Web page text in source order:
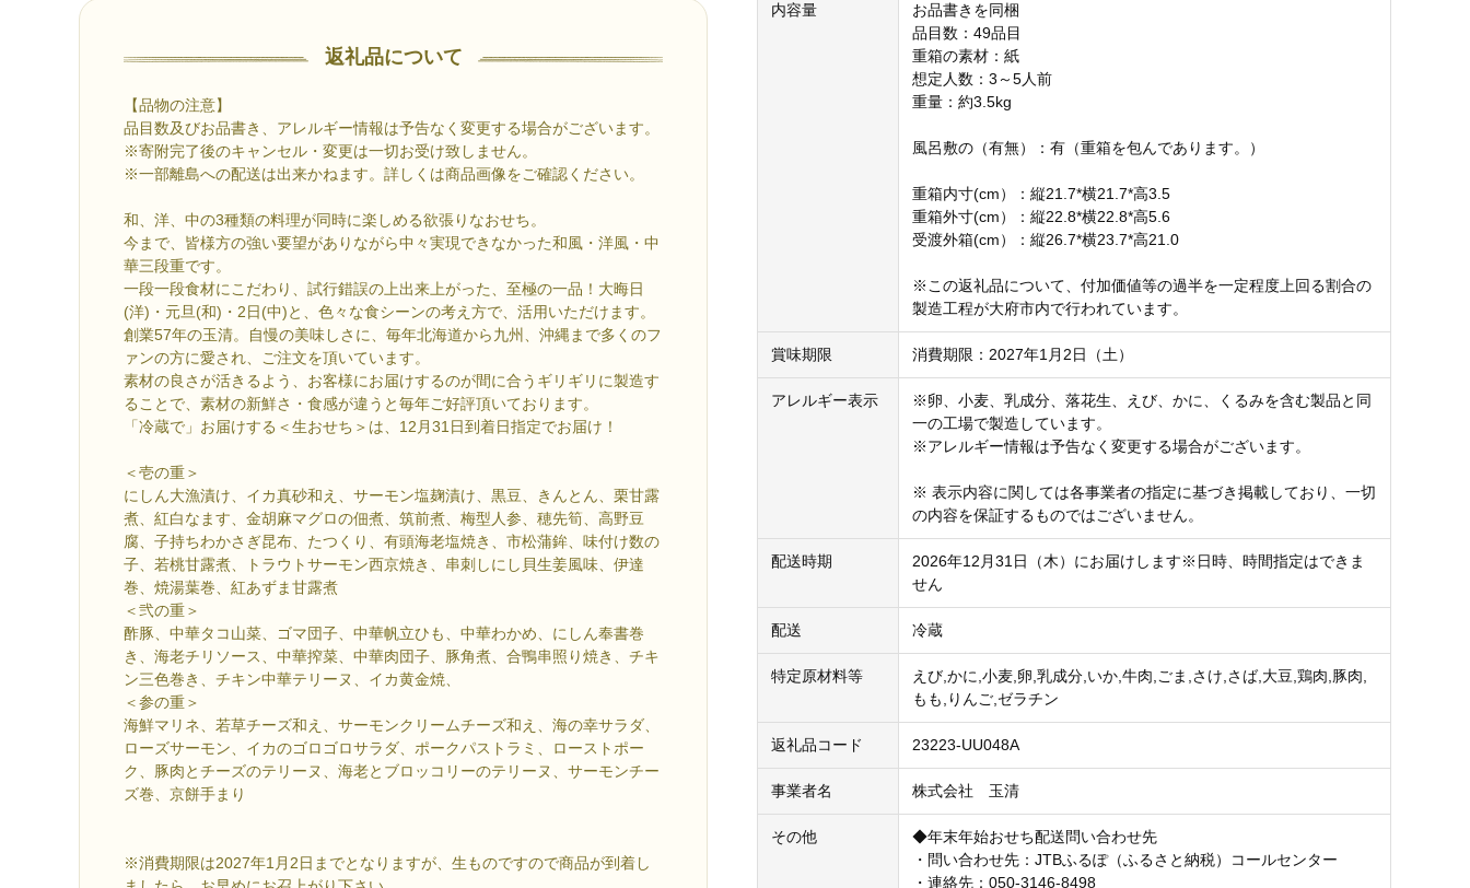
返礼品について
【品物の注意】
品目数及びお品書き、アレルギー情報は予告なく変更する場合がございます。
※寄附完了後のキャンセル・変更は一切お受け致しません。
※一部離島への配送は出来かねます。詳しくは商品画像をご確認ください。
和、洋、中の3種類の料理が同時に楽しめる欲張りなおせち。
今まで、皆様方の強い要望がありながら中々実現できなかった和風・洋風・中
華三段重です。
一段一段食材にこだわり、試行錯誤の上出来上がった、至極の一品！大晦日
(洋)・元旦(和)・2日(中)と、色々な食シーンの考え方で、活用いただけます。
創業57年の玉清。自慢の美味しさに、毎年北海道から九州、沖縄まで多くのフ
ァンの方に愛され、ご注文を頂いています。
素材の良さが活きるよう、お客様にお届けするのが間に合うギリギリに製造す
ることで、素材の新鮮さ・食感が違うと毎年ご好評頂いております。
「冷蔵で」お届けする＜生おせち＞は、12月31日到着日指定でお届け！
＜壱の重＞
にしん大漁漬け、イカ真砂和え、サーモン塩麹漬け、黒豆、きんとん、栗甘露
煮、紅白なます、金胡麻マグロの佃煮、筑前煮、梅型人参、穂先筍、高野豆
腐、子持ちわかさぎ昆布、たつくり、有頭海老塩焼き、市松蒲鉾、味付け数の
子、若桃甘露煮、トラウトサーモン西京焼き、串刺しにし貝生姜風味、伊達
巻、焼湯葉巻、紅あずま甘露煮
＜弐の重＞
酢豚、中華タコ山菜、ゴマ団子、中華帆立ひも、中華わかめ、にしん奉書巻
き、海老チリソース、中華搾菜、中華肉団子、豚角煮、合鴨串照り焼き、チキ
ン三色巻き、チキン中華テリーヌ、イカ黄金焼、
＜参の重＞
海鮮マリネ、若草チーズ和え、サーモンクリームチーズ和え、海の幸サラダ、
ローズサーモン、イカのゴロゴロサラダ、ポークパストラミ、ローストポー
ク、豚肉とチーズのテリーヌ、海老とブロッコリーのテリーヌ、サーモンチー
ズ巻、京餅手まり
※消費期限は2027年1月2日までとなりますが、生ものですので商品が到着し
内容量
お品書きを同梱
品目数：49品目
重箱の素材：紙
想定人数：3～5人前
重量：約3.5kg
風呂敷の（有無）：有（重箱を包んであります。）
重箱内寸(cm）：縦21.7*横21.7*高3.5
重箱外寸(cm）：縦22.8*横22.8*高5.6
受渡外箱(cm）：縦26.7*横23.7*高21.0
※この返礼品について、付加価値等の過半を一定程度上回る割合の
製造工程が大府市内で行われています。
賞味期限 消費期限：2027年1月2日（土）
アレルギー表示
※卵、小麦、乳成分、落花生、えび、かに、くるみを含む製品と同
一の工場で製造しています。
※アレルギー情報は予告なく変更する場合がございます。
※ 表示内容に関しては各事業者の指定に基づき掲載しており、一切
の内容を保証するものではございません。
配送時期
2026年12月31日（木）にお届けします※日時、時間指定はできま
せん
配送 冷蔵
特定原材料等
えび,かに,小麦,卵,乳成分,いか,牛肉,ごま,さけ,さば,大豆,鶏肉,豚肉,
もも,りんご,ゼラチン
返礼品コード 23223-UU048A
事業者名 株式会社 玉清
その他
◆年末年始おせち配送問い合わせ先
・問い合わせ先：JTBふるぽ（ふるさと納税）コールセンター
・連絡先：050-3146-8498